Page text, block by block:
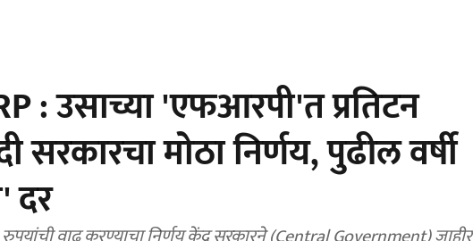
: उसाच्या 'एफआरपी'त प्रतिटन
सरकारचा मोठा निर्णय, पुढील वर्षी
दर